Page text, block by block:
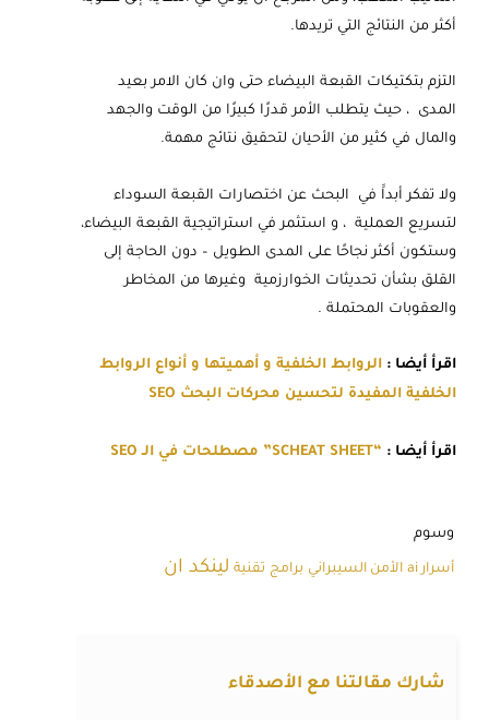
أكثر من النتائج التي تريدها.
التزم بتكتيكات القبعة البيضاء حتى وان كان الامر بعيد
المدى ، حيث يتطلب الأمر قدرًا كبيرًا من الوقت والجهد
والمال في كثير من الأحيان لتحقيق نتائج مهمة.
ولا تفكر أبداََ في البحث عن اختصارات القبعة السوداء
لتسريع العملية ، و استثمر في استراتيجية القبعة البيضاء،
وستكون أكثر نجاحًا على المدى الطويل – دون الحاجة إلى
القلق بشأن تحديثات الخوارزمية وغيرها من المخاطر
والعقوبات المحتملة .
اقرأ أيضا : الروابط الخلفية و أهميتها و أنواع الروابط
الخلفية المفيدة لتحسين محركات البحث SEO
اقرأ أيضا : “SCHEAT SHEET” مصطلحات في الـ SEO
وسوم
أسرار ai الأمن السيبراني برامج تقنية لينكد ان
شارك مقالتنا مع الأصدقاء